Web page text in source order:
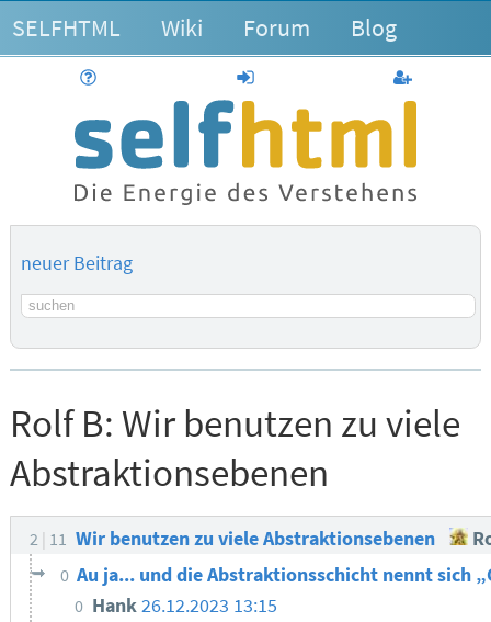
SELFHTML Wiki Forum Blog
anmelden
neuer Beitrag
Suchbegriff
Rolf B: Wir benutzen zu viele
Abstraktionsebenen
2 11 Wir benutzen zu viele Abstraktionsebenen
0 Au ja... und die Abstraktionsschicht nennt sich
0 Hank26.12.2023 13:15